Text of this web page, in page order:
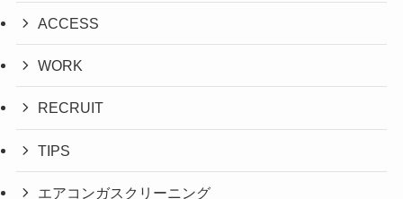
ACCESS
WORK
RECRUIT
TIPS
エアコンガスクリーニング